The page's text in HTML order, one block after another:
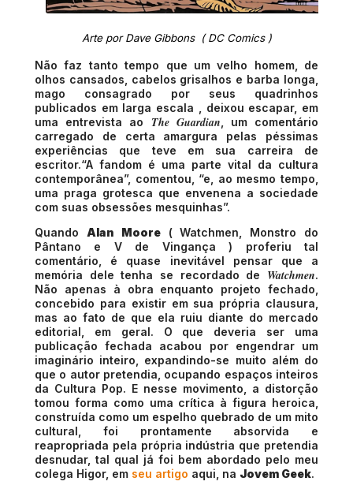
Arte por Dave Gibbons  ( DC Comics )
Não faz tanto tempo que um velho homem, de
olhos cansados, cabelos grisalhos e barba longa,
mago consagrado por seus quadrinhos
publicados em larga escala , deixou escapar, em
uma entrevista ao The Guardian , um comentário
carregado de certa amargura pelas péssimas
experiências que teve em sua carreira de
escritor.“A fandom é uma parte vital da cultura
contemporânea”, comentou, “e, ao mesmo tempo,
uma praga grotesca que envenena a sociedade
com suas obsessões mesquinhas”.
Quando Alan Moore
( Watchmen, Monstro do
Pântano e V de Vingança ) proferiu tal
comentário, é quase inevitável pensar que a
memória dele tenha se recordado de Watchmen.
Não apenas à obra enquanto projeto fechado,
concebido para existir em sua própria clausura,
mas ao fato de que ela ruiu diante do mercado
editorial, em geral. O que deveria ser uma
publicação fechada acabou por engendrar um
imaginário inteiro, expandindo-se muito além do
que o autor pretendia, ocupando espaços inteiros
da Cultura Pop. E nesse movimento, a distorção
tomou forma como uma crítica à figura heroica,
construída como um espelho quebrado de um mito
cultural, foi prontamente absorvida e
reapropriada pela própria indústria que pretendia
desnudar, tal qual já foi bem abordado pelo meu
colega Higor, em seu artigo aqui, na Jovem Geek.